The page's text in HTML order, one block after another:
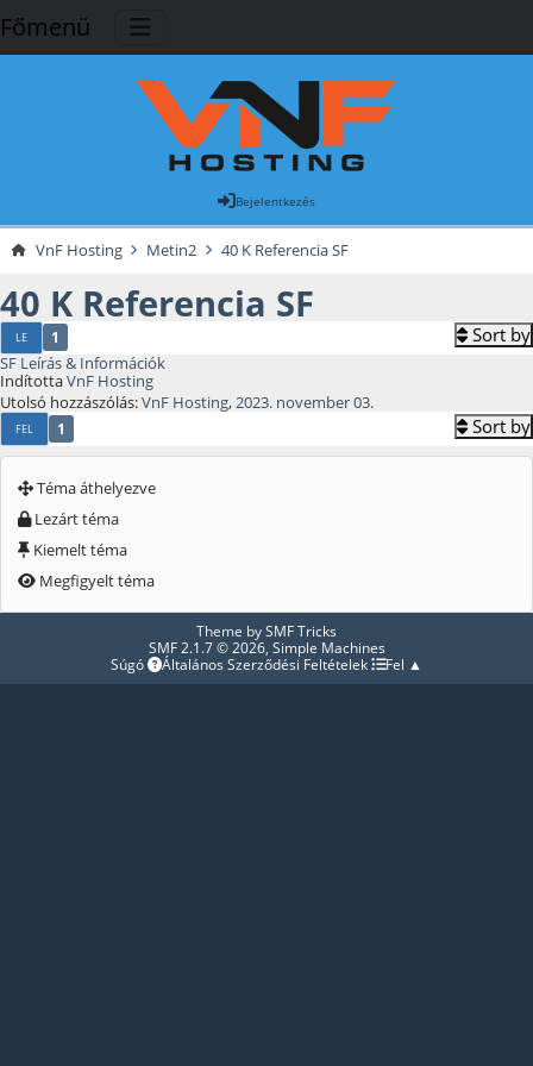
Főmenü
Bejelentkezés
VnF Hosting Metin2 40 K Referencia SF
40 K Referencia SF
LE 1 Sort by
SF Leírás & Információk
IndítottaVnF Hosting
Utolsó hozzászólás:VnF Hosting,2023. november 03.
FEL 1 Sort by
Téma áthelyezve
Lezárt téma
Kiemelt téma
Megfigyelt téma
Theme bySMF Tricks
SMF 2.1.7 © 2026, Simple Machines
Súgó
Általános Szerződési Feltételek Fel ▲